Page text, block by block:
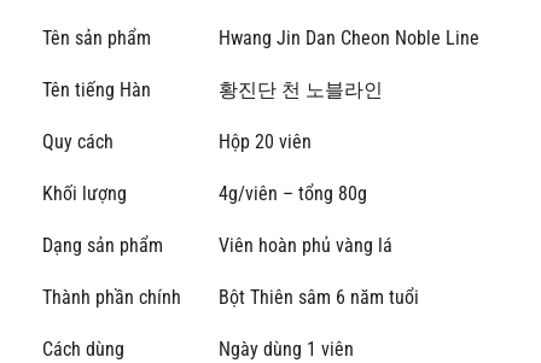
Tên sản phẩm Hwang Jin Dan Cheon Noble Line
Tên tiếng Hàn 황진단 천 노블라인
Quy cách Hộp 20 viên
Khối lượng 4g/viên – tổng 80g
Dạng sản phẩm Viên hoàn phủ vàng lá
Thành phần chính Bột Thiên sâm 6 năm tuổi
Cách dùng Ngày dùng 1 viên